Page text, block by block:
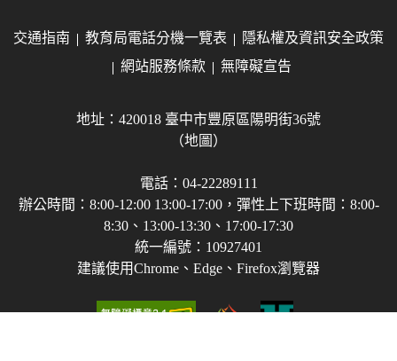
交通指南 教育局電話分機一覽表
隱私權及資訊安全政策
網站服務條款
無障礙宣告
地址：420018 臺中市豐原區陽明街36號
（地圖）
電話：04-22289111
辦公時間：8:00-12:00 13:00-17:00，彈性上下班時間：8:00-
8:30、13:00-13:30、17:00-17:30
統一編號：10927401
建議使用Chrome、Edge、Firefox瀏覽器